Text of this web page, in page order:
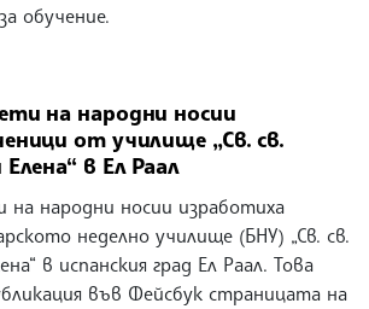
обучение.
на народни носии
от училище „Св. св.
в Ел Раал
народни носии изработиха
неделно училище (БНУ) „Св. св.
в испанския град Ел Раал. Това
във Фейсбук страницата на